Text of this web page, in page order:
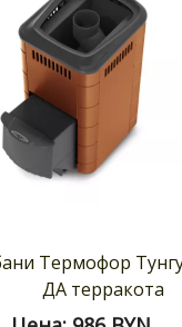
Термофор
ДА терракота